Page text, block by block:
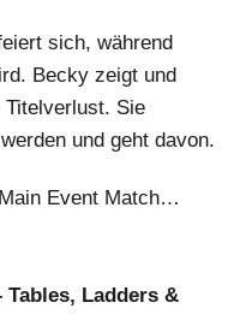
sich, während
Becky zeigt und
Sie
und geht davon.
Event Match…
Ladders &